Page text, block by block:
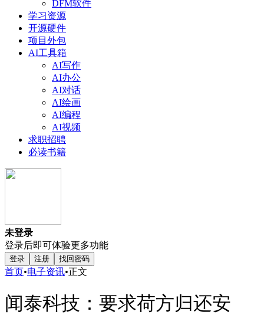
DFM软件
学习资源
开源硬件
项目外包
AI工具箱
AI写作
AI办公
AI对话
AI绘画
AI编程
AI视频
求职招聘
必读书籍
未登录
登录后即可体验更多功能
登录 注册 找回密码
首页•电子资讯•正文
闻泰科技：要求荷方归还安